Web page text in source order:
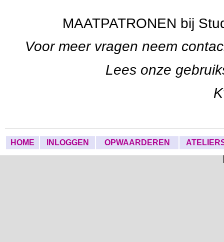
MAATPATRONEN bij
Voor meer vragen neem
Lees onze
HOME INLOGGEN OPWAARDEREN